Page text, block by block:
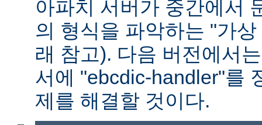
아파치 서버가 중간에서
의 형식을 파악하는 "가
래 참고). 다음 버전에서
서에 "ebcdic-handler"를
제를 해결할 것이다.